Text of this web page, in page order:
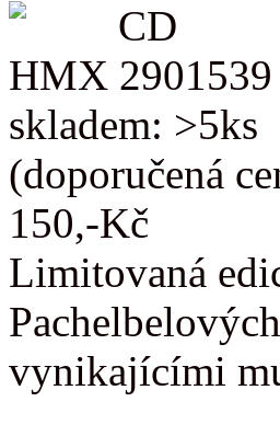
CD
HMX 2901539
skladem: >5ks
(doporučená
150,-Kč
Limitovaná
vynikajícími